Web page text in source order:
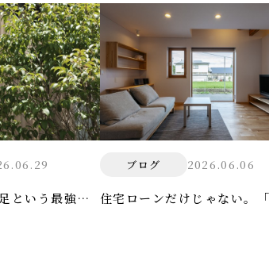
という最強の
ブログ 2026.06.06
住宅ローンだけじゃない。